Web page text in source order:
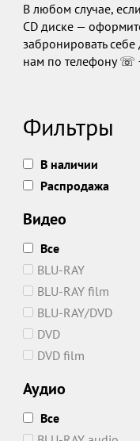
В любом случае,
CD диске —
забронировать себе
нам по телефону ☏
Фильтры
В наличии
Распродажа
Видео
Все
BLU-RAY
BLU-RAY film
BLU-RAY/DVD
DVD
DVD film
Аудио
Все